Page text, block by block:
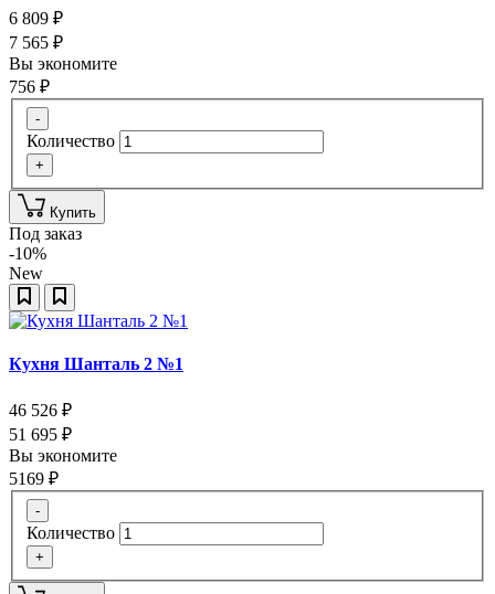
6 809 ₽
7 565 ₽
Вы экономите
756 ₽
-
Количество
+
Купить
Под заказ
-10%
New
Кухня Шанталь 2 №1
46 526 ₽
51 695 ₽
Вы экономите
5169 ₽
-
Количество
+